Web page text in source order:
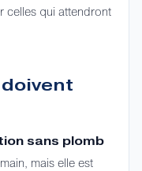
celles qui attendront
sans plomb
mais elle est